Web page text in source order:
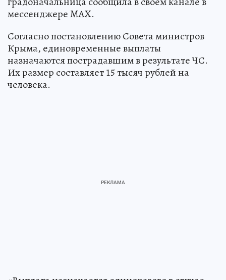
мессенджере MAX.
Согласно постановлению Совета министров
Крыма, единовременные выплаты
назначаются пострадавшим в результате ЧС.
Их размер составляет 15 тысяч рублей на
человека.